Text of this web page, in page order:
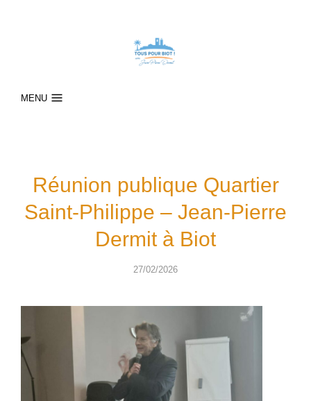
MENU
Réunion publique Quartier
Saint-Philippe – Jean-Pierre
Dermit à Biot
27/02/2026